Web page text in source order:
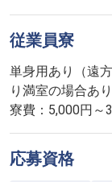
従業員寮
単身用あり（遠
り満室の場合あり
寮費：5,000円～
応募資格